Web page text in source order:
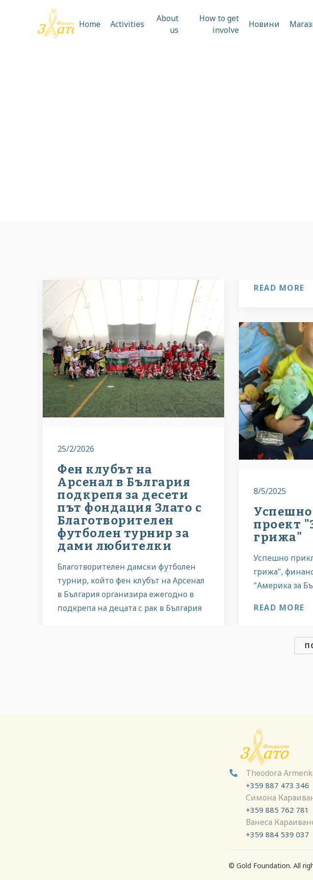
Home Activities
About
us
How to get
involve
Новини
25/2/2026
Фен клубът на
Арсенал в България
подкрепя за десети
път фондация Злато с
Благотворителен
футболен турнир за
дами любителки
Благотворителен дамски футболен
турнир, който фен клубът на Арсенал
в България организира ежегодно в
подкрепа на децата с рак в България
READ MORE
8/5/2025
проект
грижа"
Успешно
грижа",
"Америка за
READ MORE
 Theodora
+359 887 473 346
Симона
+359 885 762 781
Ванеса
+359 884 539 037
© Gold Foundation. All